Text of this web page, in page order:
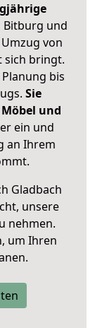
Bitburg und
von
sich bringt.
bis
Sie
und
ein und
an Ihrem
Gladbach
unsere
nehmen.
um Ihren